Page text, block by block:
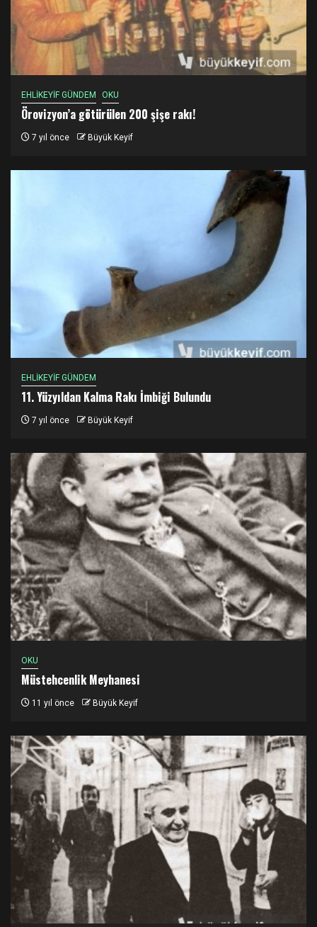
EHLİKEYİF GÜNDEM OKU
Örovizyon’a götürülen 200 şişe rakı!
7 yıl önce Büyük Keyif
EHLİKEYİF GÜNDEM
11. Yüzyıldan Kalma Rakı İmbiği Bulundu
7 yıl önce Büyük Keyif
OKU
Müstehcenlik Meyhanesi
11 yıl önce Büyük Keyif